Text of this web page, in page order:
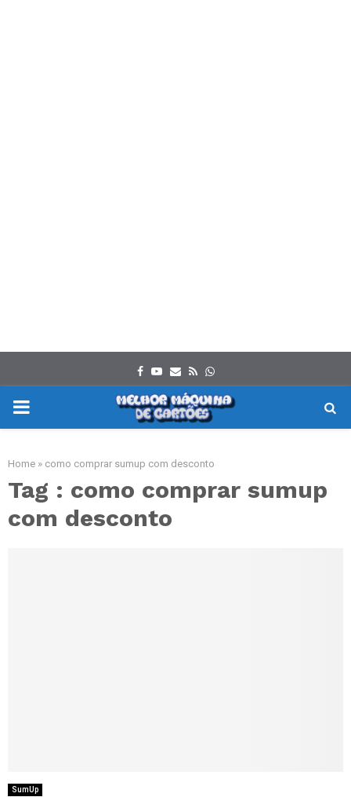
Facebook
Youtube
Email
RssWhatsapp
PRIMARY
Home » como comprar sumup com desconto
Tag : como comprar sumup
com desconto
SumUp